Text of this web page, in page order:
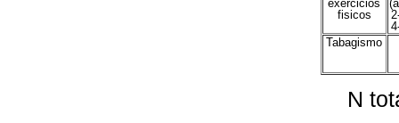
exercicios
fisicos
Tabagismo
N